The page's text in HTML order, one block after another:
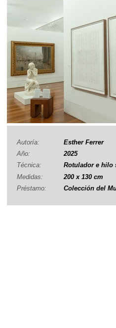
Autoría:
Esther Ferrer
Año:
2025
Técnica:
Rotulador e hilo
Medidas:
200 x 130 cm
Préstamo:
Colección del